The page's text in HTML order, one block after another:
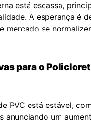
está escassa,
A esperança é
mercado se
para o
PVC está estável,
anunciando um